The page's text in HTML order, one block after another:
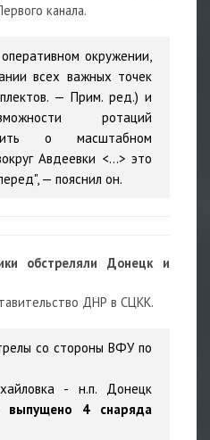
канала.
окружении,
всех важных точек
— Прим. ред.) и
ротаций
о масштабном
Авдеевки <...> это
— пояснил он.
обстреляли Донецк и
ДНР в СЦКК.
со стороны ВФУ по
- н.п. Донецк
выпущено 4 снаряда